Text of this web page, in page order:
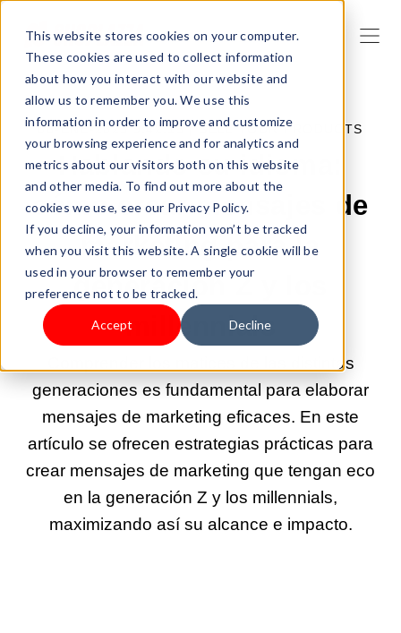
This website stores cookies on your computer.
These cookies are used to collect information
about how you interact with our website and
allow us to remember you. We use this
information in order to improve and customize
your browsing experience and for analytics and
metrics about our visitors both on this website
and other media. To find out more about the
cookies we use, see our Privacy Policy.
If you decline, your information won’t be tracked
when you visit this website. A single cookie will be
used in your browser to remember your
preference not to be tracked.
Accept Decline
08-ENE-2025 9:42:15 | SELL YOUR PRODUCTS
Hablando su idioma:
cómo crear mensajes de
marketing para la
generación Z y los
millennials
Comprender los matices de las distintas
generaciones es fundamental para elaborar
mensajes de marketing eficaces. En este
artículo se ofrecen estrategias prácticas para
crear mensajes de marketing que tengan eco
en la generación Z y los millennials,
maximizando así su alcance e impacto.